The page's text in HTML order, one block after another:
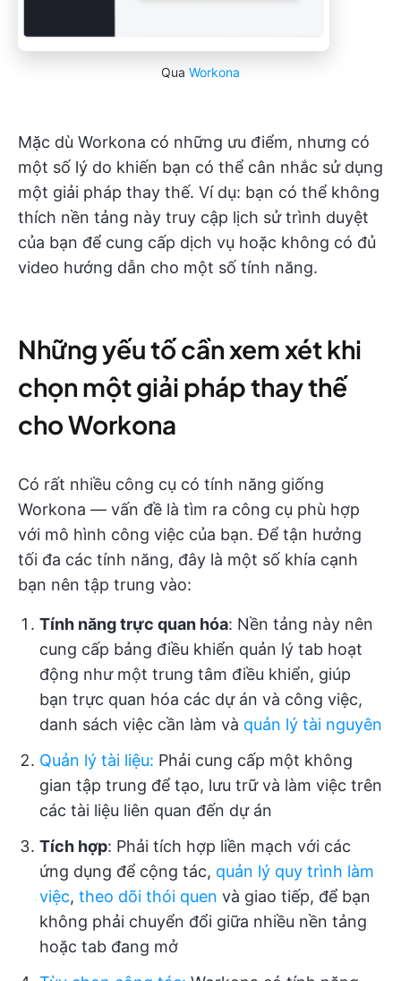
Qua Workona
Mặc dù Workona có những ưu điểm, nhưng có
một số lý do khiến bạn có thể cân nhắc sử dụng
một giải pháp thay thế. Ví dụ: bạn có thể không
thích nền tảng này truy cập lịch sử trình duyệt
của bạn để cung cấp dịch vụ hoặc không có đủ
video hướng dẫn cho một số tính năng.
Những yếu tố cần xem xét khi
chọn một giải pháp thay thế
cho Workona
Có rất nhiều công cụ có tính năng giống
Workona — vấn đề là tìm ra công cụ phù hợp
với mô hình công việc của bạn. Để tận hưởng
tối đa các tính năng, đây là một số khía cạnh
bạn nên tập trung vào:
Tính năng trực quan hóa: Nền tảng này nên
cung cấp bảng điều khiển quản lý tab hoạt
động như một trung tâm điều khiển, giúp
bạn trực quan hóa các dự án và công việc,
danh sách việc cần làm và quản lý tài nguyên
Quản lý tài liệu: Phải cung cấp một không
gian tập trung để tạo, lưu trữ và làm việc trên
các tài liệu liên quan đến dự án
Tích hợp: Phải tích hợp liền mạch với các
ứng dụng để cộng tác, quản lý quy trình làm
việc, theo dõi thói quen và giao tiếp, để bạn
không phải chuyển đổi giữa nhiều nền tảng
hoặc tab đang mở